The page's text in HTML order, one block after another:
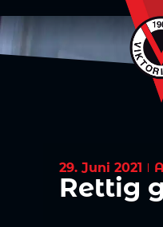
29. Juni 2021
Rettig